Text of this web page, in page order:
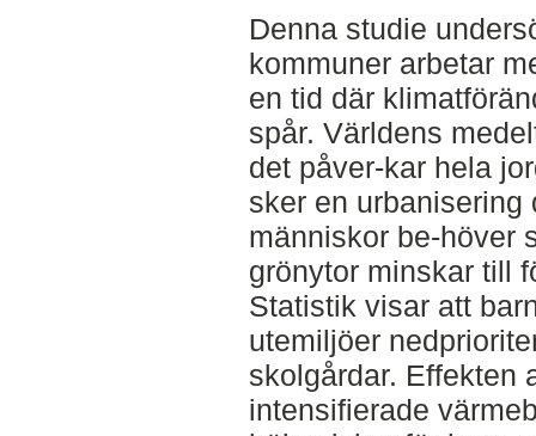
Denna studie
kommuner arbetar
en tid där
spår. Världens
det påver-kar hela
sker en urbanisering
människor be-höver
grönytor minskar till
Statistik visar att
utemiljöer
skolgårdar. Effekten
intensifierade